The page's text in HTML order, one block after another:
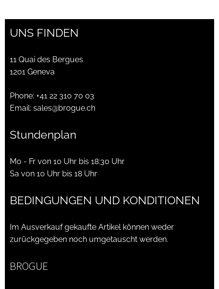
UNS FINDEN
11 Quai des Bergues
1201 Geneva
Phone: +41 22 310 70 03
Email: sales@brogue.ch
Stundenplan
Mo - Fr von 10 Uhr bis 18:30 Uhr
Sa von 10 Uhr bis 18 Uhr
BEDINGUNGEN UND KONDITIONEN
Im Ausverkauf gekaufte Artikel können weder
zurückgegeben noch umgetauscht werden.
BROGUE